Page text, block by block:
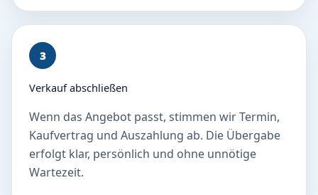
3
Verkauf abschließen
Wenn das Angebot passt, stimmen wir Termin,
Kaufvertrag und Auszahlung ab. Die Übergabe
erfolgt klar, persönlich und ohne unnötige
Wartezeit.